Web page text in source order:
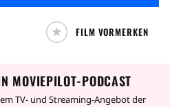
FILM VORMERKEN
MOVIEPILOT-PODCAST
TV- und Streaming-Angebot der